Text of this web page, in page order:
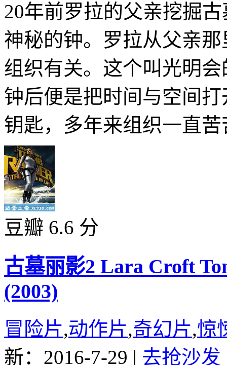
20年前罗拉的父亲挖掘
神秘的钟。罗拉从父亲
组织有关。这个叫光明
钟后便是把时间与空间
钥匙，多年来组织一直
豆瓣 6.6 分
古墓丽影2 Lara Croft
(2003)
冒险片,动作片,奇幻片,惊
新：2016-7-29 | 去抢沙发